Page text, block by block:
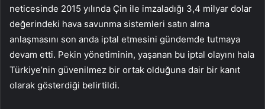
neticesinde 2015 yılında Çin ile imzaladığı 3,4 milyar dolar
değerindeki hava savunma sistemleri satın alma
anlaşmasını son anda iptal etmesini gündemde tutmaya
devam etti. Pekin yönetiminin, yaşanan bu iptal olayını hala
Türkiye’nin güvenilmez bir ortak olduğuna dair bir kanıt
olarak gösterdiği belirtildi.